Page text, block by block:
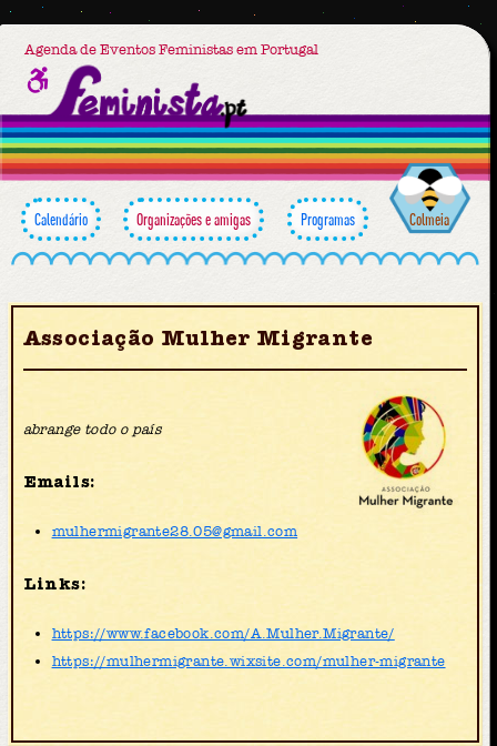
Agenda de Eventos Feministas em Portugal
Calendário Organizações e amigas Programas Colmeia
Associação Mulher Migrante
abrange todo o país
Emails:
mulhermigrante28.05@gmail.com
Links:
https://www.facebook.com/A.Mulher.Migrante/
https://mulhermigrante.wixsite.com/mulher-migrante